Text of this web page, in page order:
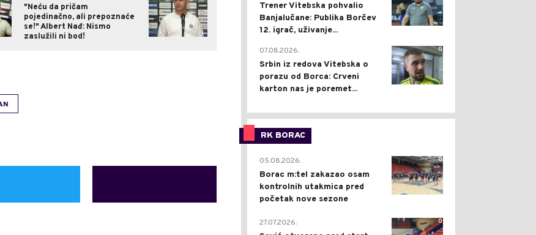
"Neću da pričam
pojedinačno, ali prepoznaće
se!" Albert Nađ: Nismo
zaslužili ni bod!
Trener Vitebska pohvalio
Banjalučane: Publika Borčev
12. igrač, uživanje...
0
07.08.2026.
Srbin iz redova Vitebska o
porazu od Borca: Crveni
karton nas je poremet...
RK BORAC
0
05.08.2026.
Borac m:tel zakazao osam
kontrolnih utakmica pred
početak nove sezone
0
27.07.2026.